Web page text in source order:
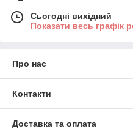
Сьогодні вихідний
Показати весь графік
Про нас
Контакти
Доставка та оплата